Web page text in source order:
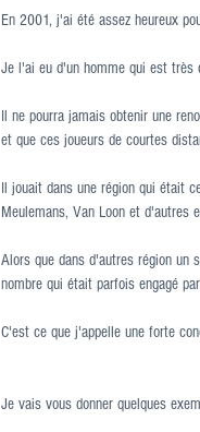
En 2001, j'ai été assez heureux
Je l'ai eu d'un homme qui est très
Il ne pourra jamais obtenir une
et que ces joueurs de courtes
Il jouait dans une région qui était
Meulemans, Van Loon et d'autres
Alors que dans d'autres région un
nombre qui était parfois engagé
C'est ce que j'appelle une forte
Je vais vous donner quelques